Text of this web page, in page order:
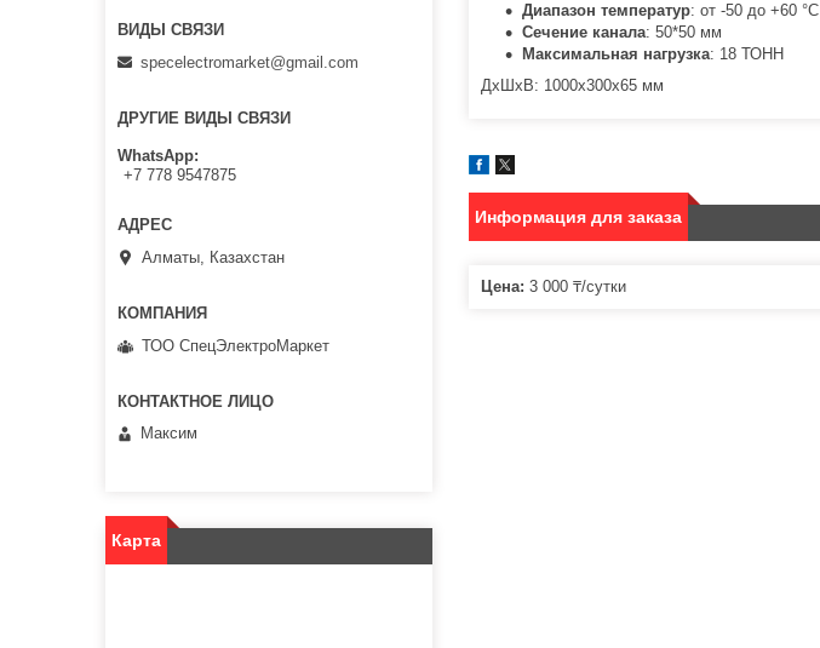
Диапазон температур: от -50 до +6 0 °C
Сечение канала: 50*50 мм
Максимальная нагрузка: 18 Т ОНН
ДxШxВ: 1000x300x65 мм
Информация для заказа
Цена: 3 000 ₸/сутки
specelectromarket@gmail.com
ДРУГИЕ ВИДЫ СВЯЗИ
WhatsApp
+7 778 9547875
Алматы, Казахстан
ТОО СпецЭлектроМаркет
Максим
Карта